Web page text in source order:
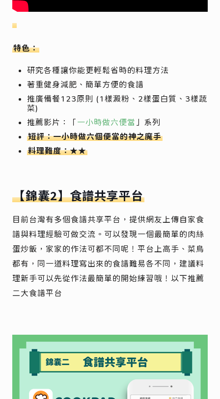
特色：
研究各種讓你能更輕鬆省時的料理方法
著重健身減肥、簡單方便的食譜
推廣備餐123原則 (1樣澱粉、2樣蛋白質、3樣蔬
菜)
推薦影片：「 一小時做六便當 」系列
短評：一小時做六個便當的神之魔手
料理難度：★★
【錦囊2】食譜共享平台
目前台灣有多個食譜共享平台，提供網友上傳自家食
譜與料理經驗可做交流。可以發現一個最簡單的肉絲
蛋炒飯，家家的作法可都不同呢！平台上高手、菜鳥
都有，同一道料理寫出來的食譜難易各不同，建議料
理新手可以先從作法最簡單的開始練習哦！以下推薦
二大食譜平台